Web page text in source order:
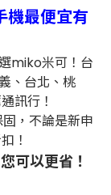
機最便宜有
miko米可！台
、台北、桃
訊行！
，不論是新申
！
可以更省！